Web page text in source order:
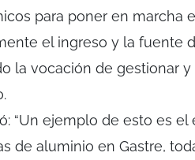
para poner en marcha
el ingreso y la fuente
la vocación de gestionar
“Un ejemplo de esto es
de aluminio en Gastre,